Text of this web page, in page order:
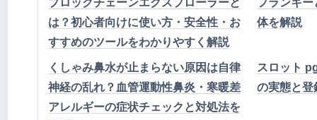
ブロックチェーンエクスプローラーと
は？初心者向けに使い方・安全性・お
すすめのツールをわかりやすく解説
フランキ
体を解説
くしゃみ鼻水が止まらない原因は自律
神経の乱れ？血管運動性鼻炎・寒暖差
アレルギーの症状チェックと対処法を
スロット
の実態と登